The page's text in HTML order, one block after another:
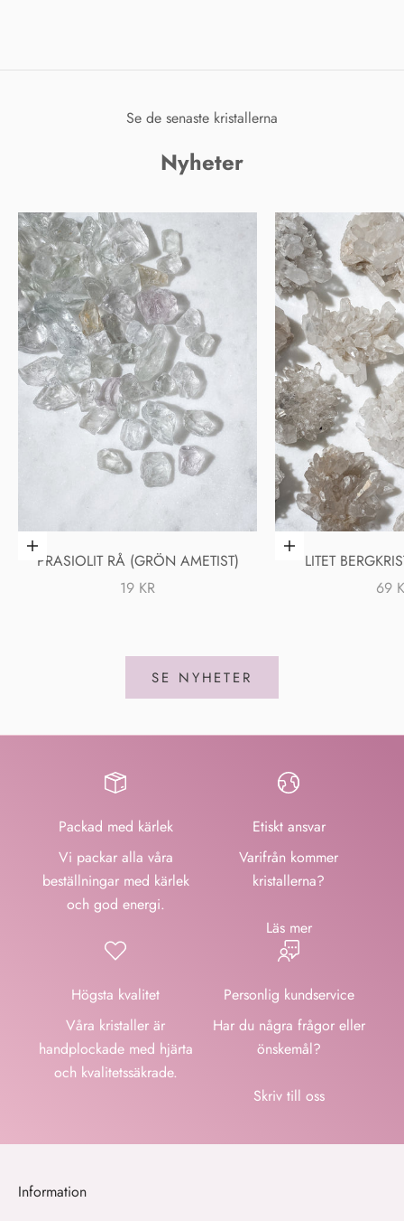
Se de senaste kristallerna
Nyheter
Lägg i varukorgen
PRASIOLIT RÅ (GRÖN AMETIST)
REA-PRIS
19 KR
Lägg i varukorgen
LITET
69
SE NYHETER
Packad med kärlek
Vi packar alla våra
beställningar med kärlek
och god energi.
Etiskt ansvar
Varifrån kommer
kristallerna?
Läs mer
Högsta kvalitet
Våra kristaller är
handplockade med hjärta
och kvalitetssäkrade.
Personlig kundservice
Har du några frågor eller
önskemål?
Skriv till oss
Information